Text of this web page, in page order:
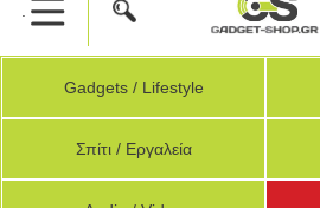
.
Gadgets / Lifestyle
Σπίτι / Εργαλεία